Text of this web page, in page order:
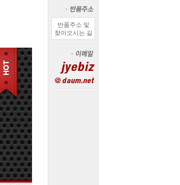
반품주소 및
찾아오시는 길